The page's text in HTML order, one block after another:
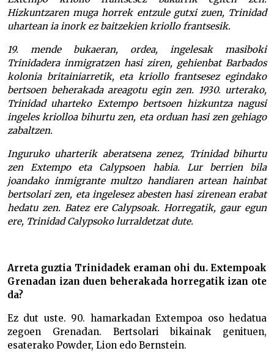
Hizkuntzaren muga horrek entzule gutxi zuen, Trinidad
uhartean ia inork ez baitzekien kriollo frantsesik.
19. mende bukaeran, ordea, ingelesak masiboki
Trinidadera inmigratzen hasi ziren, gehienbat Barbados
kolonia britainiarretik, eta kriollo frantsesez egindako
bertsoen beherakada areagotu egin zen. 1930. urterako,
Trinidad uharteko Extempo bertsoen hizkuntza nagusi
ingeles kriolloa bihurtu zen, eta orduan hasi zen gehiago
zabaltzen.
Inguruko uharterik aberatsena zenez, Trinidad bihurtu
zen Extempo eta Calypsoen habia. Lur berrien bila
joandako inmigrante multzo handiaren artean hainbat
bertsolari zen, eta ingelesez abesten hasi zirenean erabat
hedatu zen. Batez ere Calypsoak. Horregatik, gaur egun
ere, Trinidad Calypsoko lurraldetzat dute.
Arreta guztia Trinidadek eraman ohi du. Extempoak
Grenadan izan duen beherakada horregatik izan ote
da?
Ez dut uste. 90. hamarkadan Extempoa oso hedatua
zegoen Grenadan. Bertsolari bikainak genituen,
esaterako Powder, Lion edo Bernstein.